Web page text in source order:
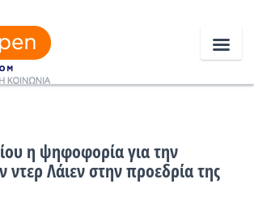
η ψηφοφορία για την
Λάιεν στην προεδρία της